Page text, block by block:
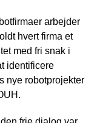
arbejder
hvert firma et
med fri snak i
identificere
nye robotprojekter